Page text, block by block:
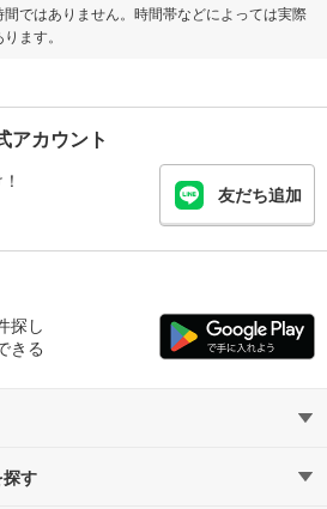
ではありません。時間帯などによっては実際
ます。
アカウント
友だち追加
探し
きる
す